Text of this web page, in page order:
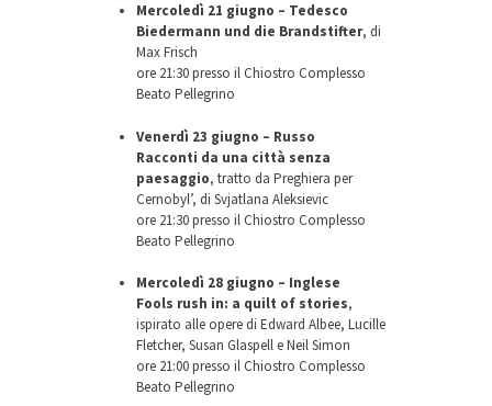
Mercoledì 21 giugno – Tedesco
Biedermann und die Brandstifter, di
Max Frisch
ore 21:30 presso il Chiostro Complesso
Beato Pellegrino
Venerdì 23 giugno – Russo
Racconti da una città senza
paesaggio, tratto da Preghiera per
Cernobyl’, di Svjatlana Aleksievic
ore 21:30 presso il Chiostro Complesso
Beato Pellegrino
Mercoledì 28 giugno – Inglese
Fools rush in: a quilt of stories,
ispirato alle opere di Edward Albee, Lucille
Fletcher, Susan Glaspell e Neil Simon
ore 21:00 presso il Chiostro Complesso
Beato Pellegrino